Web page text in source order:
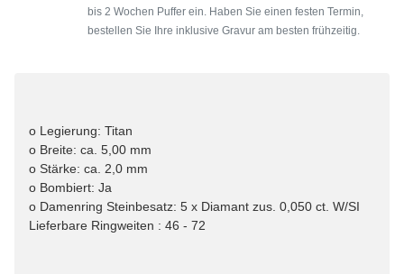
bis 2 Wochen Puffer ein. Haben Sie einen festen Termin,
bestellen Sie Ihre inklusive Gravur am besten frühzeitig.
o Legierung: Titan
o Breite: ca. 5,00 mm
o Stärke: ca. 2,0 mm
o Bombiert: Ja
o Damenring Steinbesatz: 5 x Diamant zus. 0,050 ct. W/SI
Lieferbare Ringweiten : 46 - 72